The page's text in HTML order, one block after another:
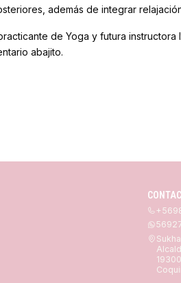
además de integrar
de Yoga y futura
abajito.